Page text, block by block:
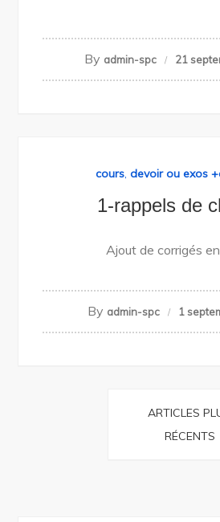
By admin-spc 21
cours, devoir ou exos
1-rappels de
Ajout de corrigés
By admin-spc 1
ARTICLES
RÉCENTS